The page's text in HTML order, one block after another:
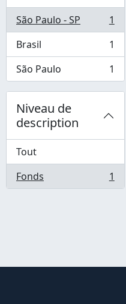
São Paulo - SP
, 1 résultats
1
Brasil
, 1 résultats
1
São Paulo
, 1 résultats 1
Niveau de
description
Tout
Fonds
, 1 résultats 1